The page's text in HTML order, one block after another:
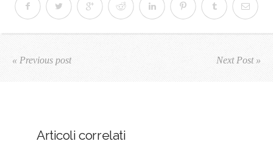
« Previous post Next Post »
Articoli correlati